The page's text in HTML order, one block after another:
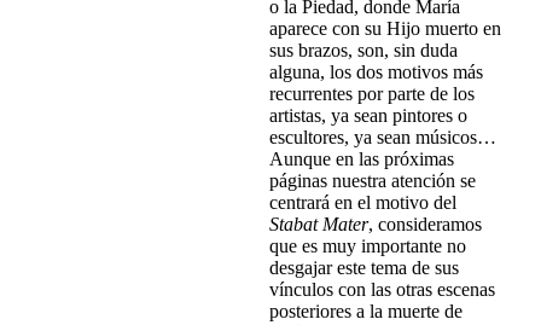
o la Piedad, donde María
aparece con su Hijo muerto en
sus brazos, son, sin duda
alguna, los dos motivos más
recurrentes por parte de los
artistas, ya sean pintores o
escultores, ya sean músicos…
Aunque en las próximas
páginas nuestra atención se
centrará en el motivo del
Stabat Mater, consideramos
que es muy importante no
desgajar este tema de sus
vínculos con las otras escenas
posteriores a la muerte de